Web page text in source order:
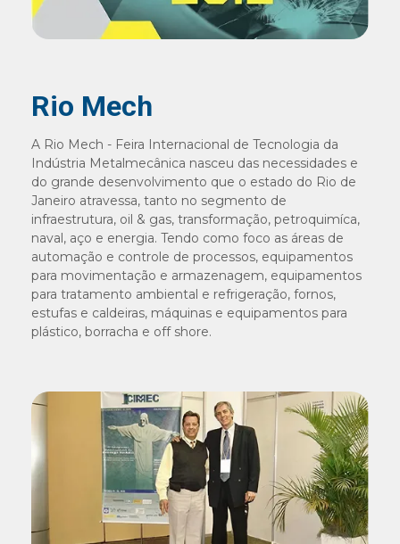
Rio Mech
A Rio Mech - Feira Internacional de Tecnologia da
Indústria Metalmecânica nasceu das necessidades e
do grande desenvolvimento que o estado do Rio de
Janeiro atravessa, tanto no segmento de
infraestrutura, oil & gas, transformação, petroquimíca,
naval, aço e energia. Tendo como foco as áreas de
automação e controle de processos, equipamentos
para movimentação e armazenagem, equipamentos
para tratamento ambiental e refrigeração, fornos,
estufas e caldeiras, máquinas e equipamentos para
plástico, borracha e off shore.